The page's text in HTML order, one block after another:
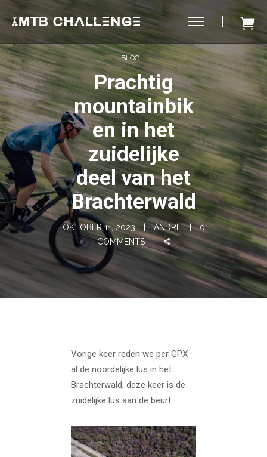
BLOG
Prachtig
mountainbik
en in het
zuidelijke
deel van het
Brachterwald
OKTOBER 11, 2023 ANDRE
0
COMMENTS
Vorige keer reden we per GPX
al de noordelijke lus in het
Brachterwald, deze keer is de
zuidelijke lus aan de beurt.